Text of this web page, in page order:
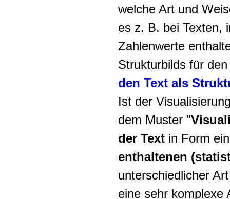
welche Art und
es z. B. bei Texten,
Zahlenwerte
Strukturbilds für
den Text als
Ist der
dem Muster "
der Text in Form
enthaltenen
unterschiedlicher
eine sehr komplexe